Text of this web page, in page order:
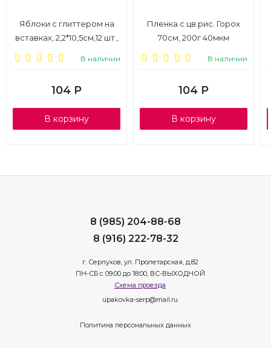
Яблоки с глиттером на
вставках, 2,2*10,5см,12 шт.,
В наличии
104 Р
В корзину
Пленка с цв.рис. Горох
70см, 200г 40мкм
В наличии
104 Р
В корзину
8 (985) 204-88-68
8 (916) 222-78-32
г. Серпухов, ул. Пролетарская, д.82
ПН-СБ с 09:00 до 18:00, ВС-ВЫХОДНОЙ
Схема проезда
upakovka-serp@mail.ru
Политика персональных данных